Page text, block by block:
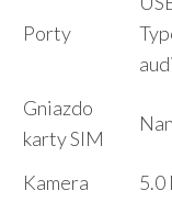
Porty
Gniazdo
karty SIM
Kamera 5.0